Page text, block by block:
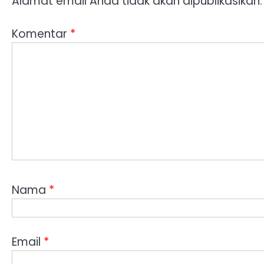
Komentar *
Nama *
Email *